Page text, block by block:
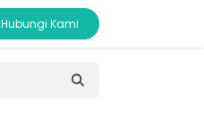
​​Hubungi Kami